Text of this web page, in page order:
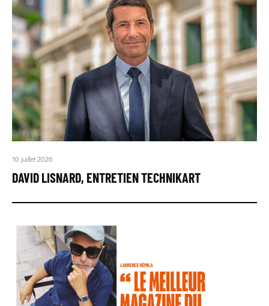
10 juillet 2026
DAVID LISNARD, ENTRETIEN TECHNIKART